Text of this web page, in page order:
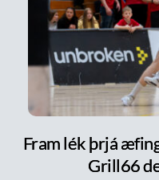
Fram lék þrjá
Grill66